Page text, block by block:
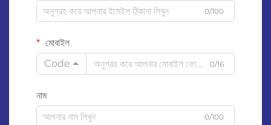
0/100
মোবাইল
Code
0/16
নাম
0/100